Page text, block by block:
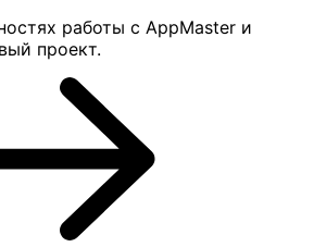
работы с AppMaster и
проект.